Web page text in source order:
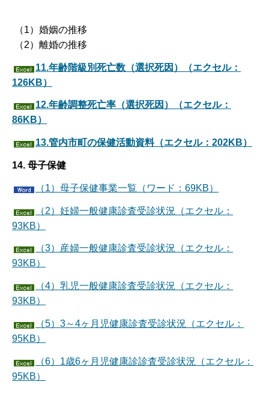
（1）婚姻の推移
（2）離婚の推移
11.年齢階級別死亡数（選択死因）（エクセル：
126KB）
12.年齢調整死亡率（選択死因）（エクセル：
86KB）
13.管内市町の保健活動資料（エクセル：202KB）
14. 母子保健
（1）母子保健事業一覧（ワード：69KB）
（2）妊婦一般健康診査受診状況（エクセル：
93KB）
（3）産婦一般健康診査受診状況（エクセル：
93KB）
（4）乳児一般健康診査受診状況（エクセル：
93KB）
（5）3～4ヶ月児健康診査受診状況（エクセル：
95KB）
（6）1歳6ヶ月児健康診診査受診状況（エクセル：
95KB）